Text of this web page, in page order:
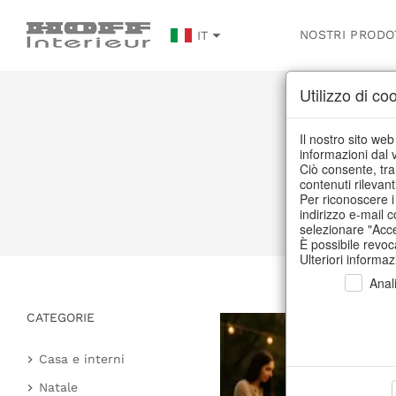
IT NOSTRI
CATEGORIE
Casa e interni
Cucina e tavola
Natale
Utilizzo di
Il nostro sito
informazioni dal
Ciò consente,
contenuti
Per riconoscere
indirizzo e-mail
selezionare
È possibile
Ulteriori